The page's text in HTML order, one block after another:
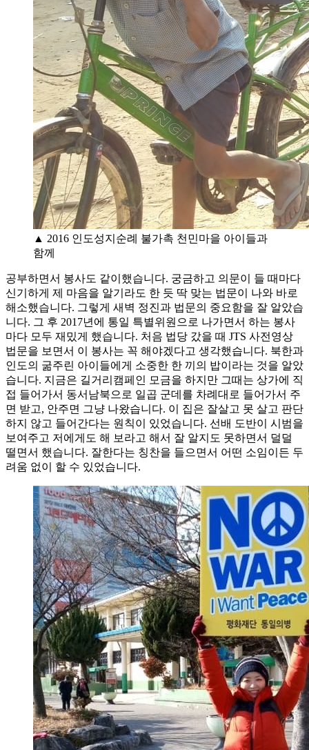
▲ 2016 인도성지순례 불가촉 천민마을 아이들과
함께
공부하면서 봉사도 같이했습니다. 궁금하고 의문이 들 때마다
신기하게 제 마음을 알기라도 한 듯 딱 맞는 법문이 나와 바로
해소했습니다. 그렇게 새벽 정진과 법문의 중요함을 잘 알았습
니다. 그 후 2017년에 통일 특별위원으로 나가면서 하는 봉사
마다 모두 재밌게 했습니다. 처음 법당 갔을 때 JTS 사전영상
법문을 보면서 이 봉사는 꼭 해야겠다고 생각했습니다. 북한과
인도의 굶주린 아이들에게 소중한 한 끼의 밥이라는 것을 알았
습니다. 지금은 길거리캠페인 모금을 하지만 그때는 상가에 직
접 들어가서 동서남북으로 일곱 군데를 차례대로 들어가서 주
면 받고, 안주면 그냥 나왔습니다. 이 집은 잘살고 못 살고 판단
하지 않고 들어간다는 원칙이 있었습니다. 선배 도반이 시범을
보여주고 저에게도 해 보라고 해서 잘 알지도 못하면서 덜덜
떨면서 했습니다. 잘한다는 칭찬을 들으면서 어떤 소임이든 두
려움 없이 할 수 있었습니다.